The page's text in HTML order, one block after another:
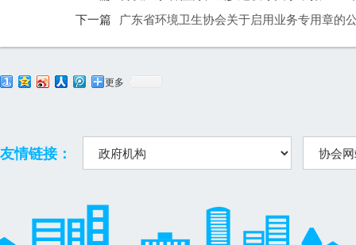
下一篇
广东省环境卫生协会关于启用业务专用章的
更多
友情链接：